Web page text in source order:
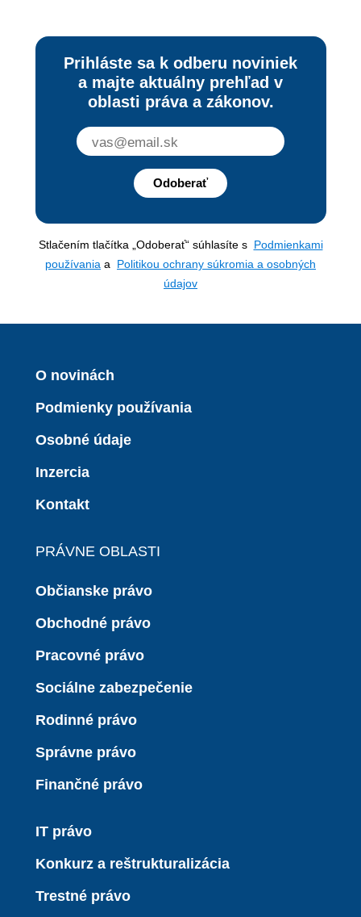
Prihláste sa k odberu noviniek
a majte aktuálny prehľad v
oblasti práva a zákonov.
Odoberať
Stlačením tlačítka „Odoberať“ súhlasíte s Podmienkami
používania a Politikou ochrany súkromia a osobných
údajov
O novinách
Podmienky používania
Osobné údaje
Inzercia
Kontakt
PRÁVNE OBLASTI
Občianske právo
Obchodné právo
Pracovné právo
Sociálne zabezpečenie
Rodinné právo
Správne právo
Finančné právo
IT právo
Konkurz a reštrukturalizácia
Trestné právo